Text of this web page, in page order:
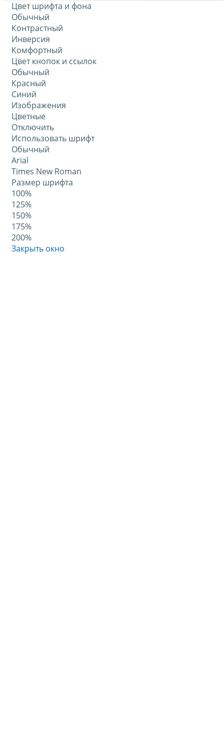
Цвет шрифта и фона
Обычный
Контрастный
Инверсия
Комфортный
Цвет кнопок и ссылок
Обычный
Красный
Синий
Изображения
Цветные
Отключить
Использовать шрифт
Обычный
Arial
Times New Roman
Размер шрифта
100%
125%
150%
175%
200%
Закрыть окно